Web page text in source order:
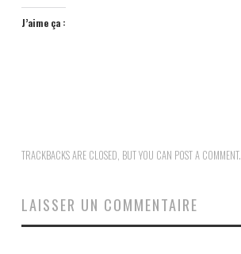
J’aime ça :
TRACKBACKS ARE CLOSED, BUT YOU CAN POST A COMMENT.
LAISSER UN COMMENTAIRE